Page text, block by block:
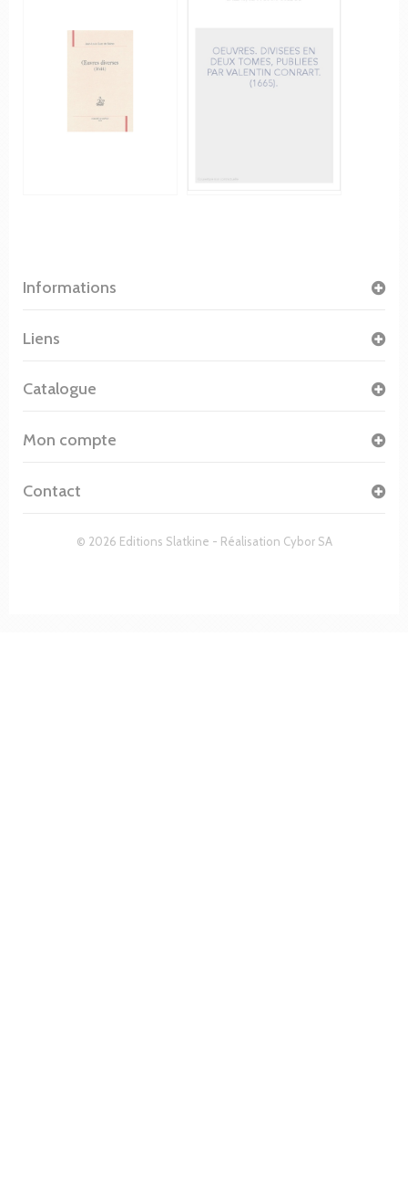
Informations
© 2026 Editions Slatkine - Réalisation Cybor SA
Liens
Catalogue
Mon compte
Contact